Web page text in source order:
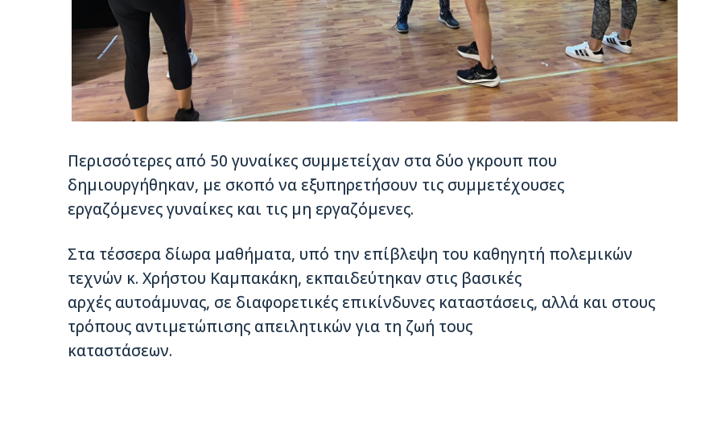
Περισσότερες από 50 γυναίκες συμμετείχαν στα δύο γκρουπ που
δημιουργήθηκαν, με σκοπό να εξυπηρετήσουν τις συμμετέχουσες
εργαζόμενες γυναίκες και τις μη εργαζόμενες.
Στα τέσσερα δίωρα μαθήματα, υπό την επίβλεψη του καθηγητή πολεμικών
τεχνών κ. Χρήστου Καμπακάκη, εκπαιδεύτηκαν στις βασικές
αρχές αυτοάμυνας, σε διαφορετικές επικίνδυνες καταστάσεις, αλλά και στους
τρόπους αντιμετώπισης απειλητικών για τη ζωή τους
καταστάσεων.